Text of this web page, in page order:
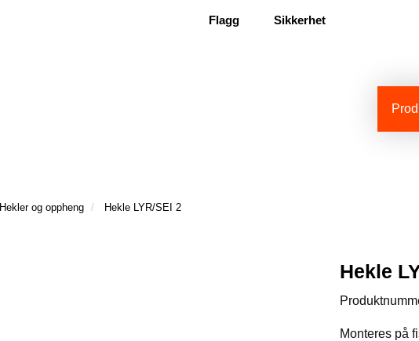
Flagg Sikkerhet
Hekler og oppheng Hekle LYR/SEI 2
Hekle
Monteres på